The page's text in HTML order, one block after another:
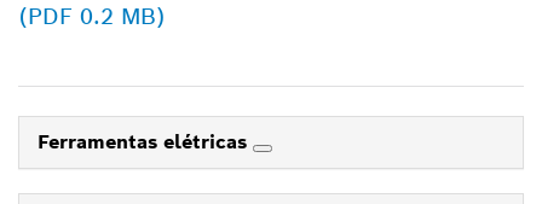
(PDF 0.2 MB)
Ferramentas elétricas